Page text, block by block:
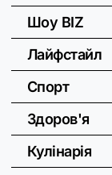
Шоу BIZ
Лайфстайл
Спорт
Здоров'я
Кулінарія